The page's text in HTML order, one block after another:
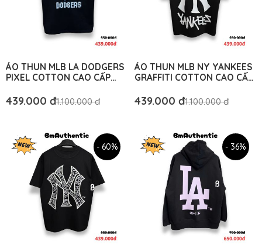
ÁO THUN MLB LA DODGERS
PIXEL COTTON CAO CẤP
AUTHENTIC
439.000 đ1.100.000 đ
ÁO THUN MLB NY YANKEES
GRAFFITI COTTON CAO CẤP
AUTHENTIC
439.000 đ1.100.000 đ
- 60% - 36%